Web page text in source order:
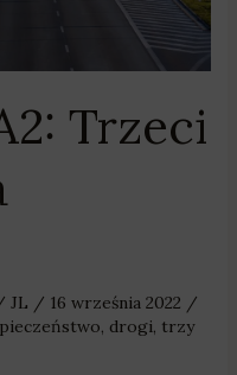
Trzeci
JL / 16 września 2022 /
, drogi, trzy